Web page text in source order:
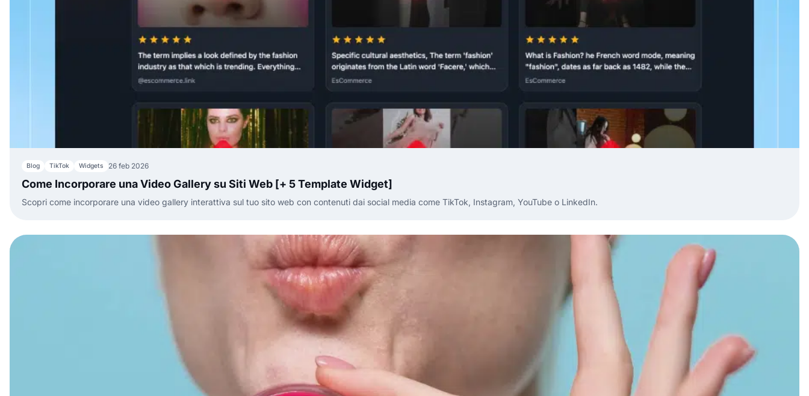
Blog TikTok Widgets 26 feb 2026
Come Incorporare una Video Gallery su Siti Web [+ 5 Template Widget]
Scopri come incorporare una video gallery interattiva sul tuo sito web con contenuti dai social media come TikTok, Instagram, YouTube o LinkedIn.